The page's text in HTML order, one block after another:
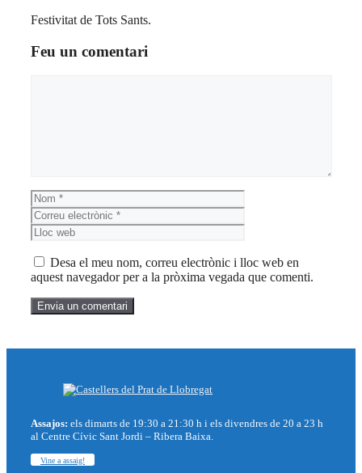
Festivitat de Tots Sants.
Feu un comentari
Nom
electrònic
web
Desa el meu nom, correu electrònic i lloc web en
aquest navegador per a la pròxima vegada que comenti.
Assajos: els dimarts de 19:30 a 21:30 h i els divendres de 20 a 23 h
al Centre Cívic Sant Jordi – Ribera Baixa.
Vine a assaig!